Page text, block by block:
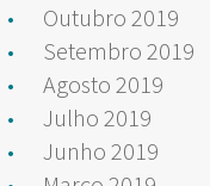
Outubro 2019
Setembro 2019
Agosto 2019
Julho 2019
Junho 2019